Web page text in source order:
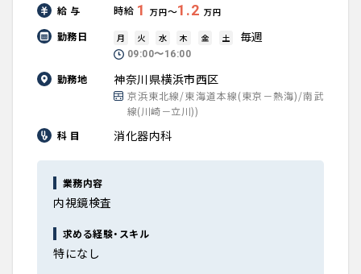
給 与 時給 1 万円〜1.2 万円
勤務日 月 火 水 木 金 土 毎週
09:00〜16:00
勤務地 神奈川県横浜市西区
京浜東北線/東海道本線(東京－熱海)/南武
線(川崎－立川))
科 目
消化器内科
業務内容
内視鏡検査
求める経験・スキル
特になし